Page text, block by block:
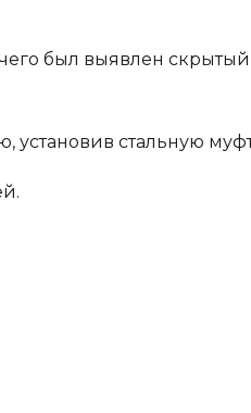
был выявлен
установив стальную